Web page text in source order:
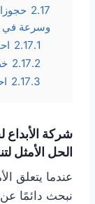
2.17
وسرعة في
2.17.1
2.17.2
2.17.3
شركة
الحل الأمثل
عندما يتعلق
نبحث دائمًا عن